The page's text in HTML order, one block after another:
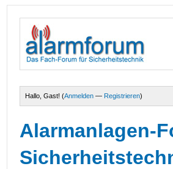
Hallo, Gast! (Anmelden — Registrieren)
Alarmanlagen-